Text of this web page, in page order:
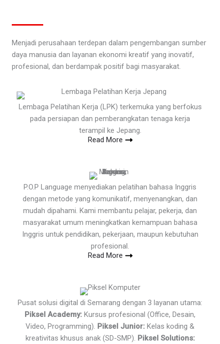
Menjadi perusahaan terdepan dalam pengembangan sumber
daya manusia dan layanan ekonomi kreatif yang inovatif,
profesional, dan berdampak positif bagi masyarakat.
Lembaga Pelatihan Kerja (LPK) terkemuka yang berfokus
pada persiapan dan pemberangkatan tenaga kerja
terampil ke Jepang.
Read More
P.O.P Language menyediakan pelatihan bahasa Inggris
dengan metode yang komunikatif, menyenangkan, dan
mudah dipahami. Kami membantu pelajar, pekerja, dan
masyarakat umum meningkatkan kemampuan bahasa
Inggris untuk pendidikan, pekerjaan, maupun kebutuhan
profesional.
Read More
Pusat solusi digital di Semarang dengan 3 layanan utama:
Piksel Academy: Kursus profesional (Office, Desain,
Video, Programming). Piksel Junior: Kelas koding &
kreativitas khusus anak (SD-SMP). Piksel Solutions: